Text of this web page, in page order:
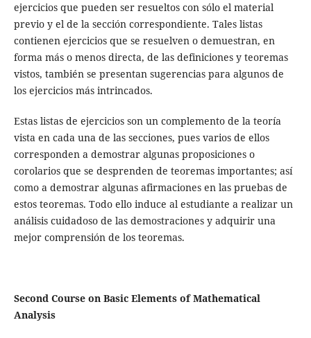
ejercicios que pueden ser resueltos con sólo el material
previo y el de la sección correspondiente. Tales listas
contienen ejercicios que se resuelven o demuestran, en
forma más o menos directa, de las definiciones y teoremas
vistos, también se presentan sugerencias para algunos de
los ejercicios más intrincados.
Estas listas de ejercicios son un complemento de la teoría
vista en cada una de las secciones, pues varios de ellos
corresponden a demostrar algunas proposiciones o
corolarios que se desprenden de teoremas importantes; así
como a demostrar algunas afirmaciones en las pruebas de
estos teoremas. Todo ello induce al estudiante a realizar un
análisis cuidadoso de las demostraciones y adquirir una
mejor comprensión de los teoremas.
Second Course on Basic Elements of Mathematical
Analysis